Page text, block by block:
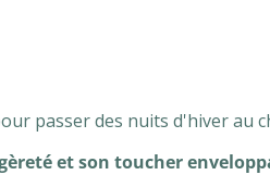
passer des nuits d'hiver au
et son toucher